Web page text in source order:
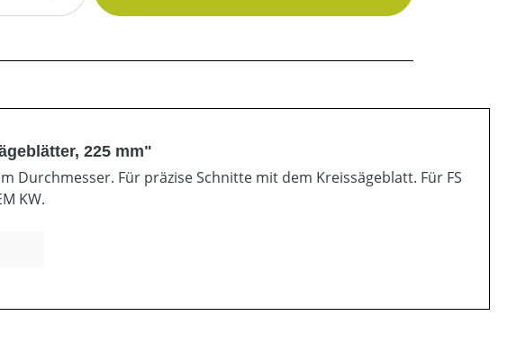
225 mm"
Durchmesser. Für präzise Schnitte mit dem Kreissägeblatt. Für FS
KW.